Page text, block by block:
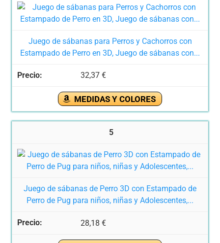
Juego de sábanas para Perros y Cachorros con
Estampado de Perro en 3D, Juego de sábanas con...
32,37 €
MEDIDAS Y COLORES
5
Juego de sábanas de Perro 3D con Estampado de
Perro de Pug para niños, niñas y Adolescentes,...
28,18 €